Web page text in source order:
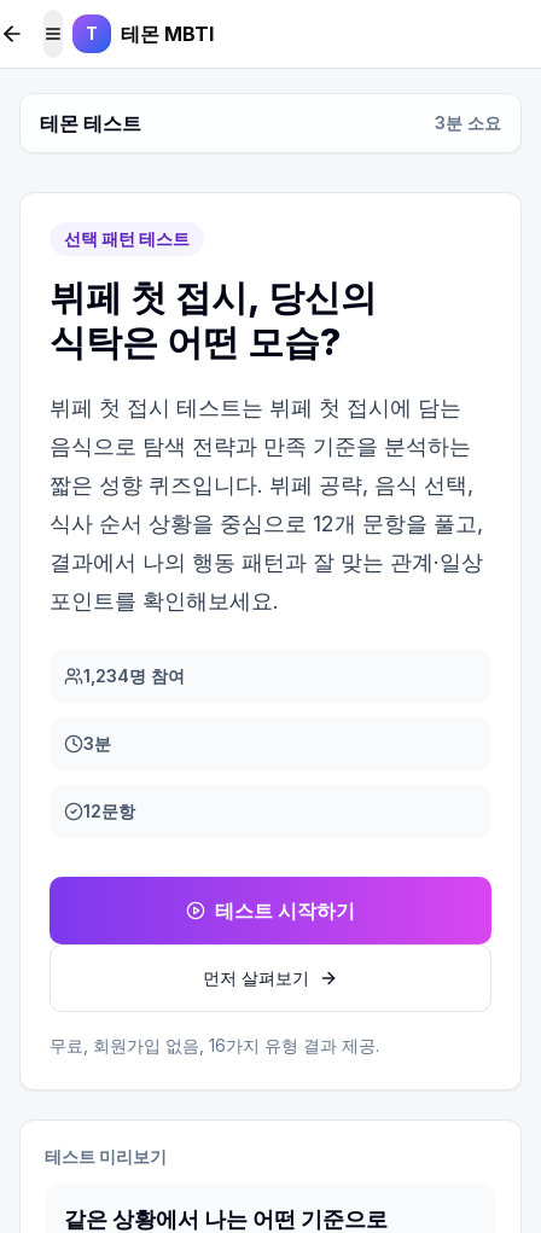
본문 바로가기
메뉴 토글
T 테몬 MBTI
테몬 테스트 3분 소요
선택 패턴 테스트
뷔페 첫 접시, 당신의
식탁은 어떤 모습?
뷔페 첫 접시 테스트는 뷔페 첫 접시에 담는
음식으로 탐색 전략과 만족 기준을 분석하는
짧은 성향 퀴즈입니다. 뷔페 공략, 음식 선택,
식사 순서 상황을 중심으로 12개 문항을 풀고,
결과에서 나의 행동 패턴과 잘 맞는 관계·일상
포인트를 확인해보세요.
1,234명 참여
3분
12문항
테스트 시작하기
먼저 살펴보기
무료, 회원가입 없음, 16가지 유형 결과 제공.
테스트 미리보기
같은 상황에서 나는 어떤 기준으로